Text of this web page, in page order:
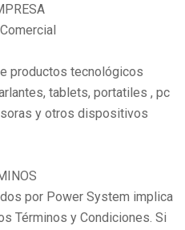
productos tecnológicos
tablets, portatiles , pc
y otros dispositivos
por Power System implica
Términos y Condiciones. Si